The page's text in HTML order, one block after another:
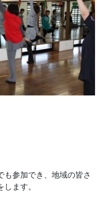
も参加でき、地域の皆さ
ます。